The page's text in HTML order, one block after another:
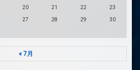
20 21 22 23
27 28 29 30
« 7月